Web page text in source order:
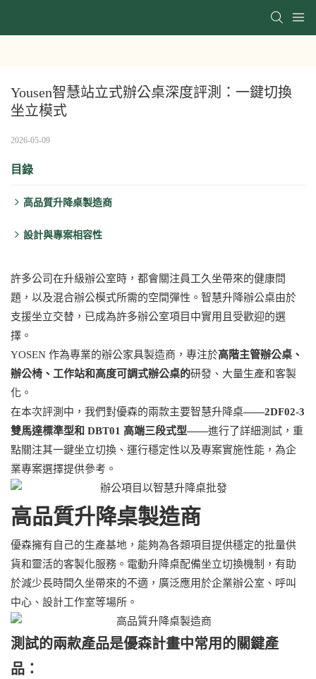
Yousen智慧站立式辦公桌深度評測：一鍵切換
坐立模式
2026-05-09
目錄
高品質升降桌製造商
設計與專案相容性
許多公司在升級辦公室時，都會關注員工久坐帶來的健康問
題，以及混合辦公模式所需的空間彈性。智慧升降辦公桌由於
支援坐立交替，已成為許多辦公室項目中實用且受歡迎的選
擇。
YOSEN 作為專業的辦公家具製造商，專注於高階主管辦公桌、
辦公椅、工作站和高度可調式辦公桌的研發、大量生產和客製
化。
在本次評測中，我們對優森的兩款主要智慧升降桌——2DF02-3
雙馬達標準型和 DBT01 高端三段式型——進行了詳細測試，重
點關注其一鍵坐立切換、運行穩定性以及專案實施性能，為企
業專案選擇提供參考。
高品質升降桌製造商
優森擁有自己的生產基地，能夠為各類項目提供穩定的批量供
貨和靈活的客製化服務。電動升降桌配備坐立切換機制，有助
於減少長時間久坐帶來的不適，廣泛應用於企業辦公室、呼叫
中心、設計工作室等場所。
測試的兩款產品是優森計畫中常用的關鍵產
品：